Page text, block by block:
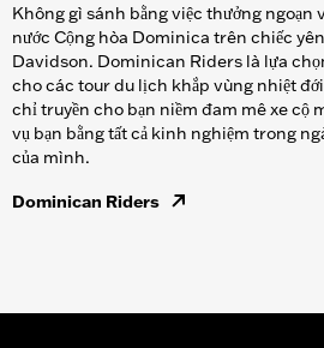
Không gì sánh bằng việc thưởng ngoạn
nước Cộng hòa Dominica trên chiếc
Davidson. Dominican Riders là lựa
cho các tour du lịch khắp vùng nhiệt
chỉ truyền cho bạn niềm đam mê xe cộ
vụ bạn bằng tất cả kinh nghiệm trong
của mình.
Dominican Riders